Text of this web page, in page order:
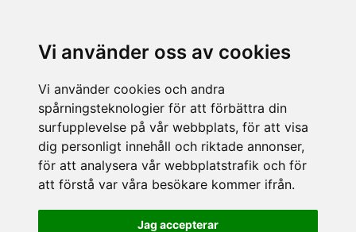
Vi använder oss av cookies
Vi använder cookies och andra
spårningsteknologier för att förbättra din
surfupplevelse på vår webbplats, för att visa
dig personligt innehåll och riktade annonser,
för att analysera vår webbplatstrafik och för
att förstå var våra besökare kommer ifrån.
Jag accepterar